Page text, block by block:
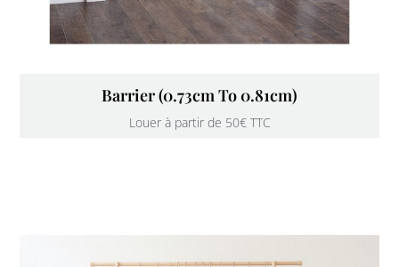
Barrier (0.73cm To 0.81cm)
Louer à partir de 50€ TTC